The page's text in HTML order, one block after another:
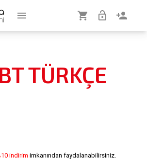
menu shopping_cart lock_open person_add
TÜRKÇE
indirim imkanından faydalanabilirsiniz.